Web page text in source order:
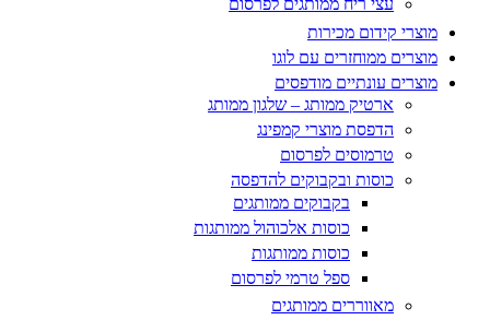
עצי ריח ממותגים לפרסום
מוצרי קידום מכירות
מוצרים ממוחזרים עם לוגו
מוצרים עונתיים מודפסים
ארטיק ממותג – שלגון ממותג
הדפסת מוצרי קמפינג
טרמוסים לפרסום
כוסות ובקבוקים להדפסה
בקבוקים ממותגים
כוסות אלכוהול ממותגות
כוסות ממותגות
ספל טרמי לפרסום
מאווררים ממותגים